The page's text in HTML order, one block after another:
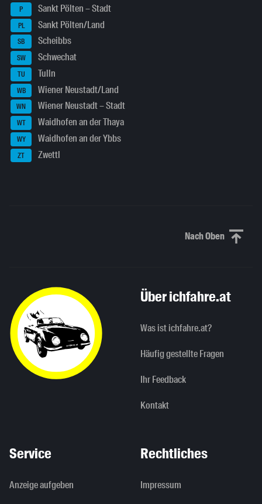
P Sankt Pölten – Stadt
PL Sankt Pölten/Land
SB Scheibbs
SW Schwechat
TU Tulln
WB Wiener Neustadt/Land
WN Wiener Neustadt – Stadt
WT Waidhofen an der Thaya
WY Waidhofen an der Ybbs
ZT Zwettl
Nach ObenNach oben
Über ichfahre.at
Was ist ichfahre.at?
Häufig gestellte Fragen
Ihr Feedback
Kontakt
Service
Anzeige aufgeben
Rechtliches
Impressum